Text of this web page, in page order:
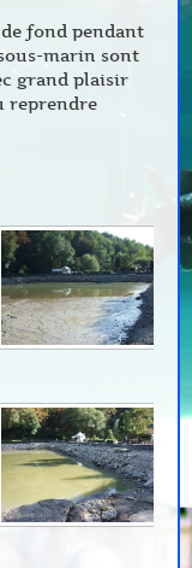
fond pendant
marin sont
grand plaisir
reprendre